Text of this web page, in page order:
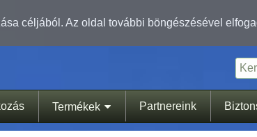
céljából. Az oldal további böngészésével
Termékek Partnereink